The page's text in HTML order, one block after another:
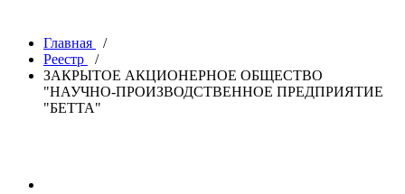
Главная
/
Реестр
/
ЗАКРЫТОЕ АКЦИОНЕРНОЕ ОБЩЕСТВО
"НАУЧНО-ПРОИЗВОДСТВЕННОЕ ПРЕДПРИЯТИЕ
"БЕТТА"